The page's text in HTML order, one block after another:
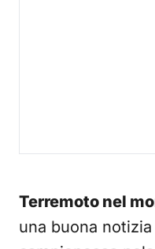
Terremoto nel
una buona